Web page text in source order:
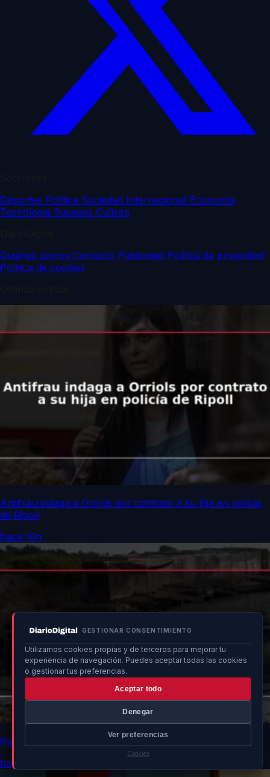
GESTIONAR CONSENTIMIENTO
Utilizamos cookies propias y de terceros para mejorar tu
experiencia de navegación. Puedes aceptar todas las cookies
o gestionar tus preferencias.
Aceptar todo
Denegar
Ver preferencias
Cookies
Deportes Política Sociedad Internacional Economía
Tecnología Sucesos Cultura
Quiénes somos Contacto Publicidad Política de privacidad
Política de cookies
Antifrau indaga a Orriols por contrato a su hija en policía
de Ripoll
hace 10h
Patera con 11 personas arriba a las costas de Ibiza
hace 10h